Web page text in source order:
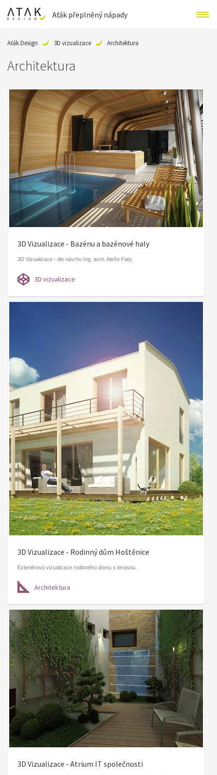
Aťák přeplněný nápady
Aťák Design 3D vizualizace Architektura
Architektura
3D Vizualizace - Bazénu a bazénové haly
3D Vizualizace - dle návrhu Ing. arch. Aleše Fialy.
3D vizualizace
3D Vizualizace - Rodinný dům Hoštěnice
Exteriérová vizualizace rodinného domu s terasou.
Architektura
3D Vizualizace - Atrium IT společnosti